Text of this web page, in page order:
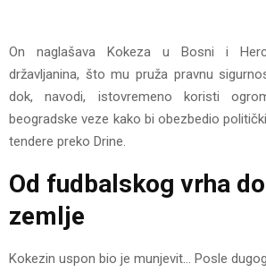
On naglašava Kokeza u Bosni i
državljanina, što mu pruža pravnu
dok, navodi, istovremeno koristi
beogradske veze kako bi obezbedio
tendere preko Drine.
Od fudbalskog vrha
zemlje
Kokezin uspon bio je munjevit… Posle